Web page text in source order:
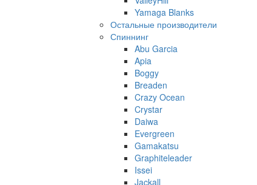
Yamaga Blanks
Остальные производители
Спиннинг
Abu Garcia
Apia
Boggy
Breaden
Crazy Ocean
Crystar
Daiwa
Evergreen
Gamakatsu
Graphiteleader
Issei
Jackall